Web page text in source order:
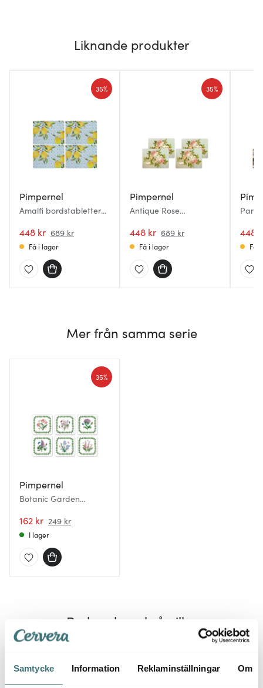
Samtycke Information Reklaminställningar Om
Liknande produkter
Pimpernel
Amalfi bordstabletter
lemons
448 kr 689 kr
35%
Få i lager
Pimpernel
Antique Rose
448 kr 689 kr
35%
Få i lager
448
Få
Mer från samma serie
Pimpernel
Botanic Garden
162 kr 249 kr
35%
I lager
Du kanske också gillar
35%